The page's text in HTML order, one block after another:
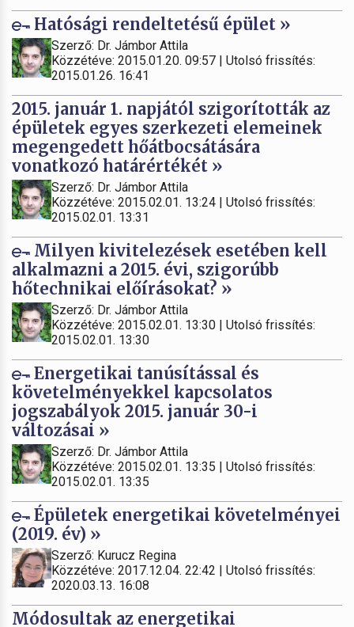
Hatósági rendeltetésű épület »
Szerző: Dr. Jámbor Attila
Közzétéve: 2015.01.20. 09:57 | Utolsó frissítés:
2015.01.26. 16:41
2015. január 1. napjától szigorították az
épületek egyes szerkezeti elemeinek
megengedett hőátbocsátására
vonatkozó határértékét »
Szerző: Dr. Jámbor Attila
Közzétéve: 2015.02.01. 13:24 | Utolsó frissítés:
2015.02.01. 13:31
Milyen kivitelezések esetében kell
alkalmazni a 2015. évi, szigorúbb
hőtechnikai előírásokat? »
Szerző: Dr. Jámbor Attila
Közzétéve: 2015.02.01. 13:30 | Utolsó frissítés:
2015.02.01. 13:30
Energetikai tanúsítással és
követelményekkel kapcsolatos
jogszabályok 2015. január 30-i
változásai »
Szerző: Dr. Jámbor Attila
Közzétéve: 2015.02.01. 13:35 | Utolsó frissítés:
2015.02.01. 13:35
Épületek energetikai követelményei
(2019. év) »
Szerző: Kurucz Regina
Közzétéve: 2017.12.04. 22:42 | Utolsó frissítés:
2020.03.13. 16:08
Módosultak az energetikai